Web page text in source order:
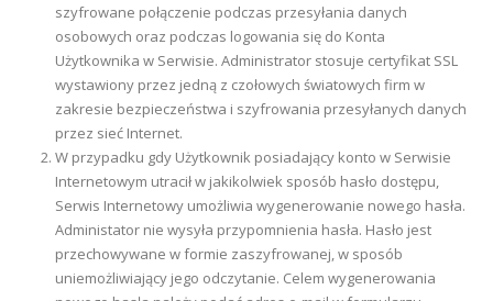
szyfrowane połączenie podczas przesyłania danych
osobowych oraz podczas logowania się do Konta
Użytkownika w Serwisie. Administrator stosuje certyfikat SSL
wystawiony przez jedną z czołowych światowych firm w
zakresie bezpieczeństwa i szyfrowania przesyłanych danych
przez sieć Internet.
W przypadku gdy Użytkownik posiadający konto w Serwisie
Internetowym utracił w jakikolwiek sposób hasło dostępu,
Serwis Internetowy umożliwia wygenerowanie nowego hasła.
Administator nie wysyła przypomnienia hasła. Hasło jest
przechowywane w formie zaszyfrowanej, w sposób
uniemożliwiający jego odczytanie. Celem wygenerowania